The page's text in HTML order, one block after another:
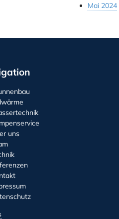
Mai 2024
uns